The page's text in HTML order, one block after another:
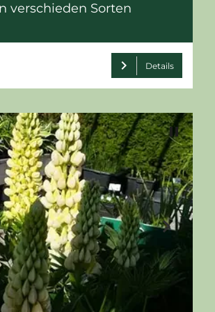
verschieden Sorten
chevron_right Details
pause
chevron_right